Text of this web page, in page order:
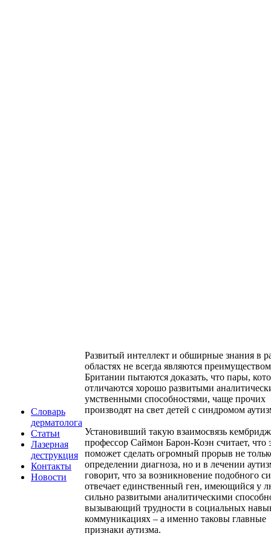
Словарь
дерматолога
Статьи
Лазерная
деструкция
Контакты
Новости
Развитый интеллект и обширные знания в
областях не всегда являются
Британии пытаются доказать, что пары,
отличаются хорошо развитыми
умственными способностями, чаще прочих
производят на свет детей с синдромом
Установивший такую взаимосвязь
профессор Саймон Барон-Коэн считает, что
поможет сделать огромный прорыв не
определении диагноза, но и в лечении
говорит, что за возникновение подобного
отвечает единственный ген, имеющийся у
сильно развитыми аналитическими
вызывающий трудности в социальных
коммуникациях – а именно таковы главные
признаки аутизма.